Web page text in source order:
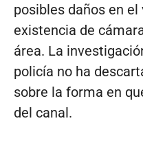
posibles daños en
existencia de
área. La
policía no ha
sobre la forma en
del canal.